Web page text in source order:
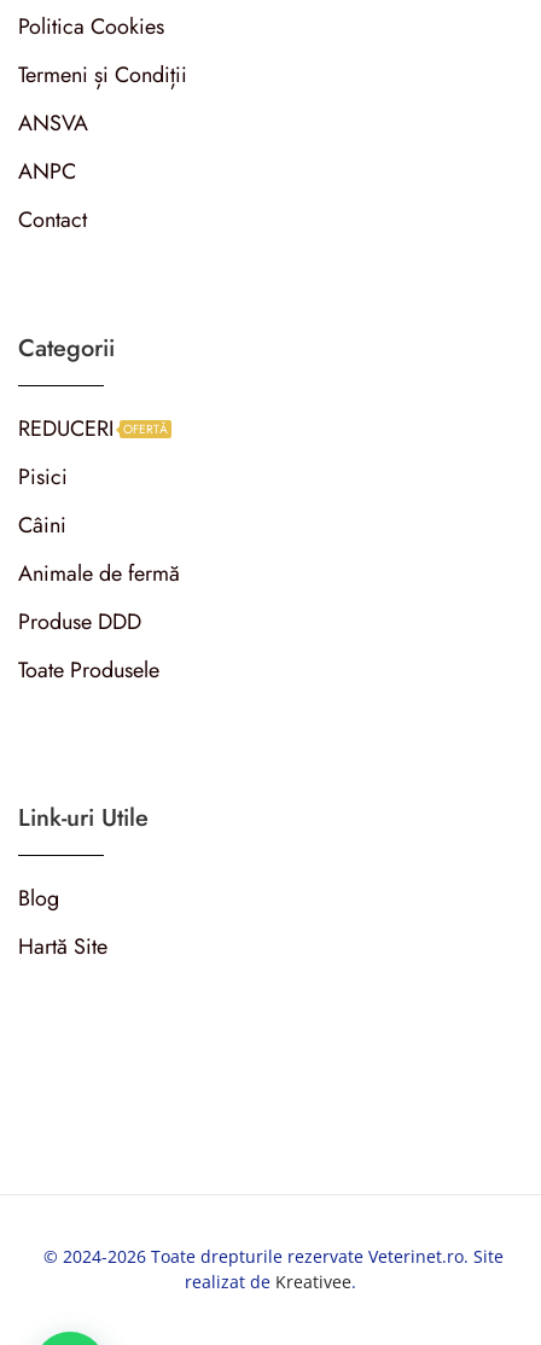
Politica Cookies
Termeni și Condiții
ANSVA
ANPC
Contact
Categorii
REDUCERI OFERTĂ
Pisici
Câini
Animale de fermă
Produse DDD
Toate Produsele
Link-uri Utile
Blog
Hartă Site
© 2024-2026 Toate drepturile rezervate Veterinet.ro. Site
realizat de Kreativee.